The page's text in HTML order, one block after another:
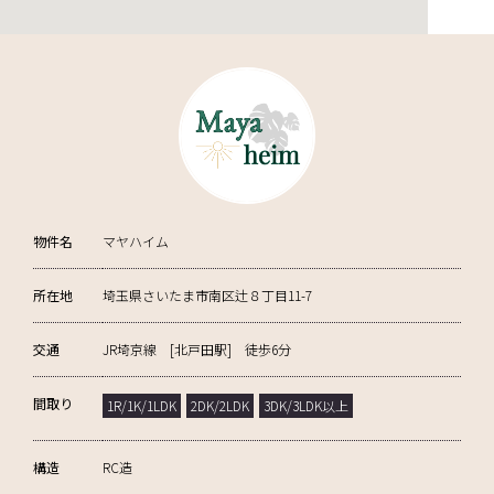
物件名 マヤハイム
所在地 埼玉県さいたま市南区辻８丁目11-7
交通 JR埼京線 [北戸田駅] 徒歩6分
間取り 1R/1K/1LDK 2DK/2LDK 3DK/3LDK以上
構造 RC造